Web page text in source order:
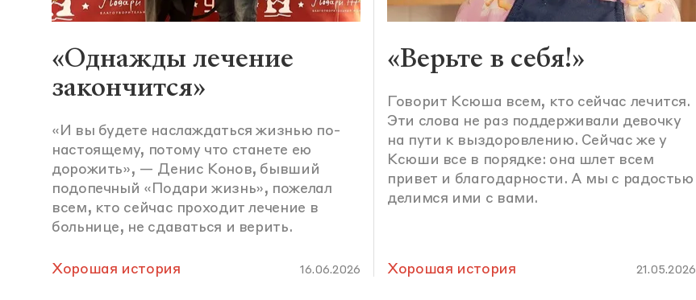
«Однажды лечение
закончится»
«И вы будете наслаждаться жизнью по-
настоящему, потому что станете ею
дорожить», — Денис Конов, бывший
подопечный «Подари жизнь», пожелал
всем, кто сейчас проходит лечение в
больнице, не сдаваться и верить.
Хорошая история 16.06.2026
«Верьте в себя!»
Говорит Ксюша всем, кто сейчас лечится.
Эти слова не раз поддерживали девочку
на пути к выздоровлению. Сейчас же у
Ксюши все в порядке: она шлет всем
привет и благодарности. А мы с радостью
делимся ими с вами.
Хорошая история 21.05.2026